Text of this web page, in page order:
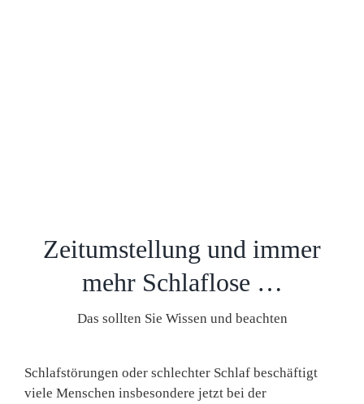
Zeitumstellung und immer
mehr Schlaflose …
Das sollten Sie Wissen und beachten
Schlafstörungen oder schlechter Schlaf beschäftigt
viele Menschen insbesondere jetzt bei der